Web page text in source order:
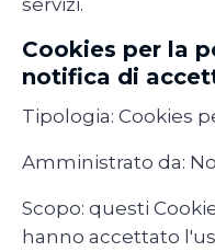
servizi.
Cookies per la
notifica di
Tipologia: Cookies
Amministrato da:
Scopo: questi
hanno accettato